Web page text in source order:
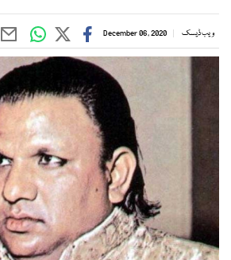
ویب ڈیسک December 06, 2020